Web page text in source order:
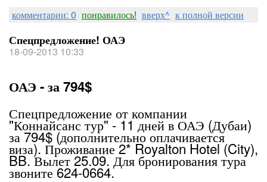
комментарии: 0 понравилось! вверх^ к полной версии
Спецпредложение! ОАЭ
18-09-2013 10:33
ОАЭ - за 794$
Спецпредложение от компании
"Коннайсанс тур" - 11 дней в ОАЭ (Дубаи)
за 794$ (дополнительно оплачивается
виза). Проживание 2* Royalton Hotel (City),
BB. Вылет 25.09. Для бронирования тура
звоните 624-0664.